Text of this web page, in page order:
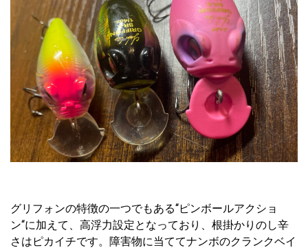
グリフォンの特徴の一つでもある‘‘ピンボールアクショ
ン‘‘に加えて、高浮力設定となっており、根掛かりのし辛
さはピカイチです。障害物に当ててナンボのクランクベイ